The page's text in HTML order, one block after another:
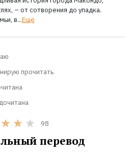
– от сотворения до упадка.
в...Ещё
прочитать
98
перевод